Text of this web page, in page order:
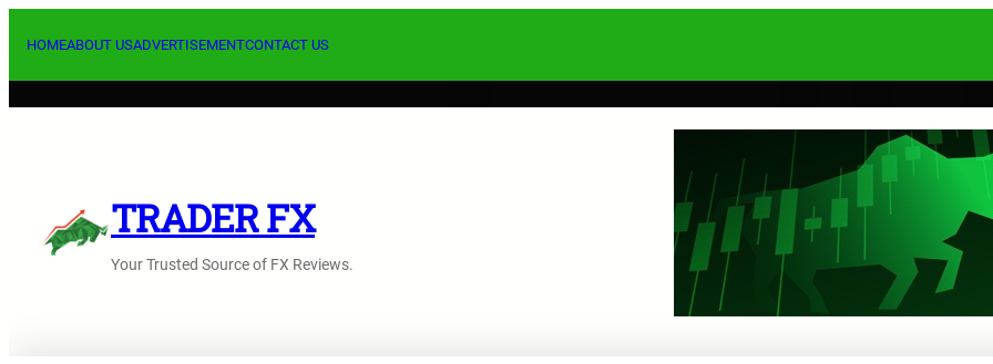
HOMEABOUT USADVERTISEMENTCONTACT US
TRADER FX
Your Trusted Source of FX Reviews.